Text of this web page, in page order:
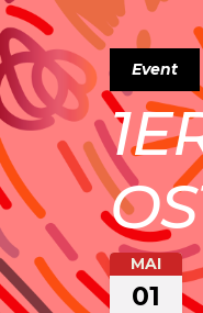
Event
MAI
01